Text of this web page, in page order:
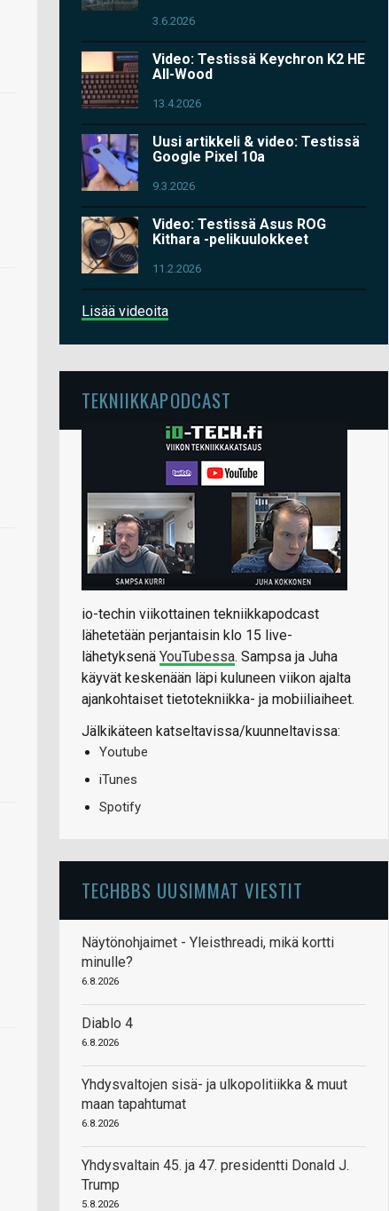
3.6.2026
Video: Testissä Keychron K2 HE
All-Wood
13.4.2026
Uusi artikkeli & video: Testissä
Google Pixel 10a
9.3.2026
Video: Testissä Asus ROG
Kithara -pelikuulokkeet
11.2.2026
Lisää videoita
TEKNIIKKAPODCAST
io-techin viikottainen tekniikkapodcast
lähetetään perjantaisin klo 15 live-
lähetyksenä YouTubessa. Sampsa ja Juha
käyvät keskenään läpi kuluneen viikon ajalta
ajankohtaiset tietotekniikka- ja mobiiliaiheet.
Jälkikäteen katseltavissa/kuunneltavissa:
Youtube
iTunes
Spotify
TECHBBS UUSIMMAT VIESTIT
Näytönohjaimet - Yleisthreadi, mikä kortti
minulle?
6.8.2026
Diablo 4
6.8.2026
Yhdysvaltojen sisä- ja ulkopolitiikka & muut
maan tapahtumat
6.8.2026
Yhdysvaltain 45. ja 47. presidentti Donald J.
Trump
5.8.2026